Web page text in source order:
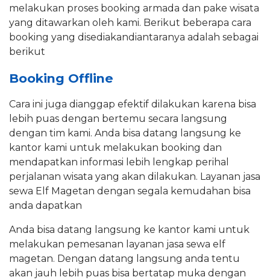
melakukan proses booking armada dan pake wisata
yang ditawarkan oleh kami. Berikut beberapa cara
booking yang disediakandiantaranya adalah sebagai
berikut
Booking Offline
Cara ini juga dianggap efektif dilakukan karena bisa
lebih puas dengan bertemu secara langsung
dengan tim kami. Anda bisa datang langsung ke
kantor kami untuk melakukan booking dan
mendapatkan informasi lebih lengkap perihal
perjalanan wisata yang akan dilakukan. Layanan jasa
sewa Elf Magetan dengan segala kemudahan bisa
anda dapatkan
Anda bisa datang langsung ke kantor kami untuk
melakukan pemesanan layanan jasa sewa elf
magetan. Dengan datang langsung anda tentu
akan jauh lebih puas bisa bertatap muka dengan